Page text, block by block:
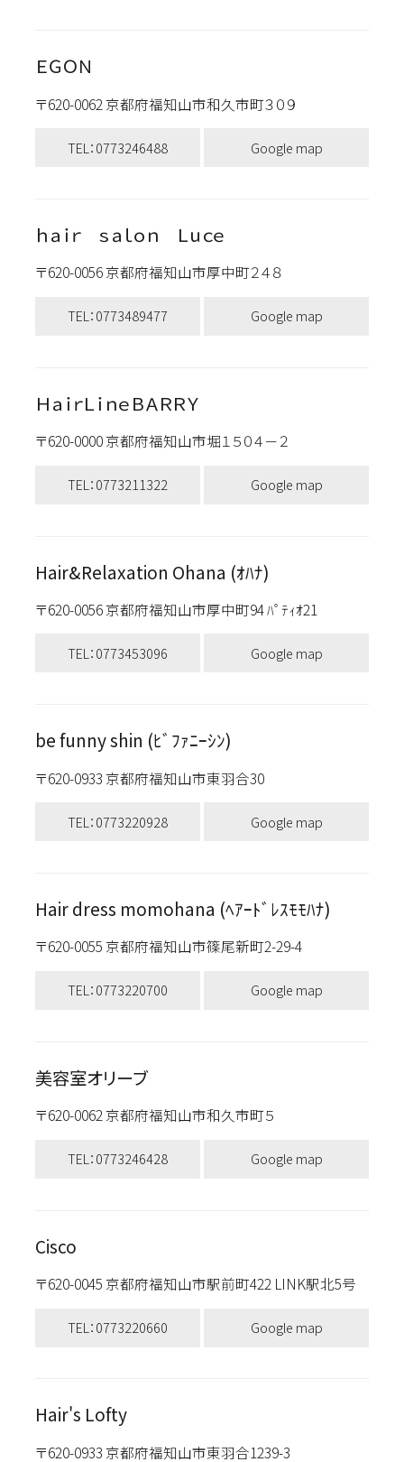
ＥＧＯＮ
〒620-0062 京都府福知山市和久市町３０９
TEL：0773246488 Google map
ｈａｉｒ ｓａｌｏｎ Ｌｕｃｅ
〒620-0056 京都府福知山市厚中町２４８
TEL：0773489477 Google map
ＨａｉｒＬｉｎｅＢＡＲＲＹ
〒620-0000 京都府福知山市堀１５０４－２
TEL：0773211322 Google map
Hair&Relaxation Ohana (ｵﾊﾅ)
〒620-0056 京都府福知山市厚中町94 ﾊﾟﾃｨｵ21
TEL：0773453096 Google map
be funny shin (ﾋﾞﾌｧﾆｰｼﾝ)
〒620-0933 京都府福知山市東羽合30
TEL：0773220928 Google map
Hair dress momohana (ﾍｱｰﾄﾞﾚｽﾓﾓﾊﾅ)
〒620-0055 京都府福知山市篠尾新町2-29-4
TEL：0773220700 Google map
美容室オリーブ
〒620-0062 京都府福知山市和久市町５
TEL：0773246428 Google map
Cisco
〒620-0045 京都府福知山市駅前町422 LINK駅北5号
TEL：0773220660 Google map
Hair's Lofty
〒620-0933 京都府福知山市東羽合1239-3